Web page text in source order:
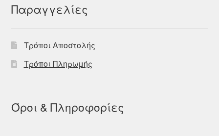
Παραγγελίες
Τρόποι Αποστολής
Τρόποι Πληρωμής
Όροι & Πληροφορίες